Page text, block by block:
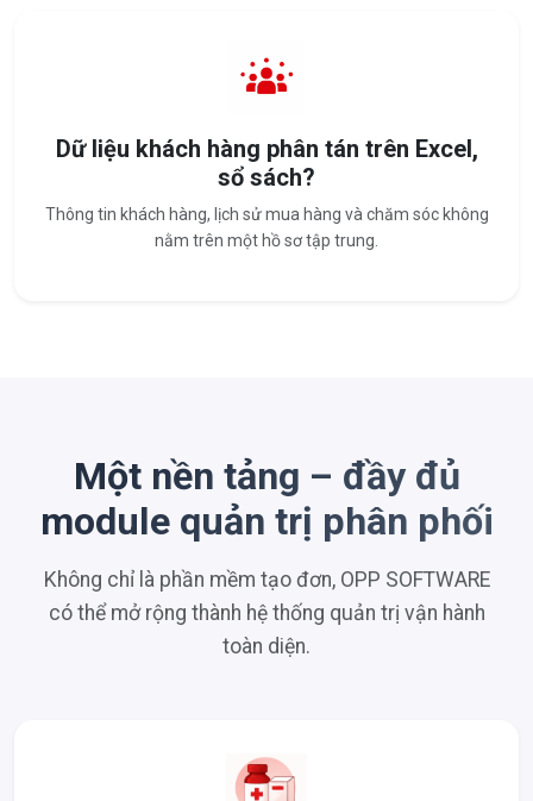
Dữ liệu khách hàng phân tán trên Excel,
sổ sách?
Thông tin khách hàng, lịch sử mua hàng và chăm sóc không
nằm trên một hồ sơ tập trung.
Một nền tảng – đầy đủ
module quản trị phân phối
Không chỉ là phần mềm tạo đơn, OPP SOFTWARE
có thể mở rộng thành hệ thống quản trị vận hành
toàn diện.